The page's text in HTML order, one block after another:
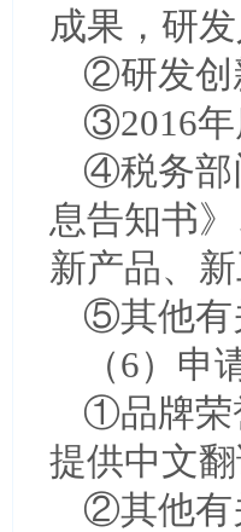
成果，研
②研发创
③2016年
④税务部
息告知书
新产品、
⑤其他有
（6）
①品牌荣
提供中文
②其他有